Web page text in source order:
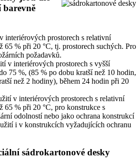
barevně
interiérových prostorech s relativní
65 % při 20 °C, tj. prostorech suchých. Pro
požadavků.
v interiérových prostorech s vyšší
75 %, (85 % po dobu kratší než 10 hodin,
než 2 hodiny), během 24 hodin při 20
v interiérových prostorech s relativní
65 % při 20 °C, pro konstrukce s
odolností nebo jako ochrana konstrukcí
i v konstrukcích vyžadujících ochranu
sádrokartonové desky